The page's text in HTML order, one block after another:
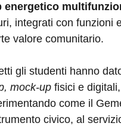
energetico
integrati con funzioni
valore comunitario.
gli studenti hanno
mock-up fisici e digitali,
come il
civico, al